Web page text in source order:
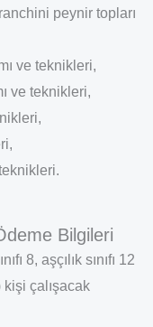
peynir topları
ve teknikleri,
ve teknikleri,
Bilgileri
8, aşçılık sınıfı 12
çalışacak